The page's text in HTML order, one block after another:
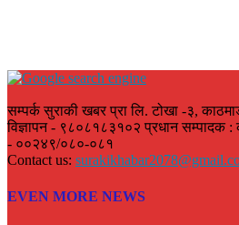
सम्पर्क सुराकी खबर प्रा लि. टोखा -३,
विज्ञापन - ९८०८१८३१०२ प्रधान सम्पादक :
- ००२४९/०८०-०८१
Contact us:
EVEN MORE NEWS